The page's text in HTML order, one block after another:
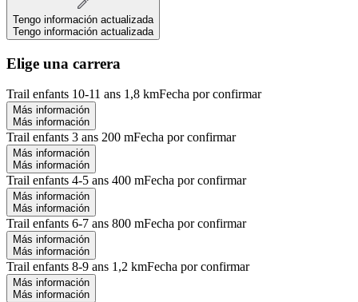
Tengo información actualizada
Tengo información actualizada
Elige una carrera
Trail enfants 10-11 ans 1,8 kmFecha por confirmar
Más información
Más información
Trail enfants 3 ans 200 mFecha por confirmar
Más información
Más información
Trail enfants 4-5 ans 400 mFecha por confirmar
Más información
Más información
Trail enfants 6-7 ans 800 mFecha por confirmar
Más información
Más información
Trail enfants 8-9 ans 1,2 kmFecha por confirmar
Más información
Más información